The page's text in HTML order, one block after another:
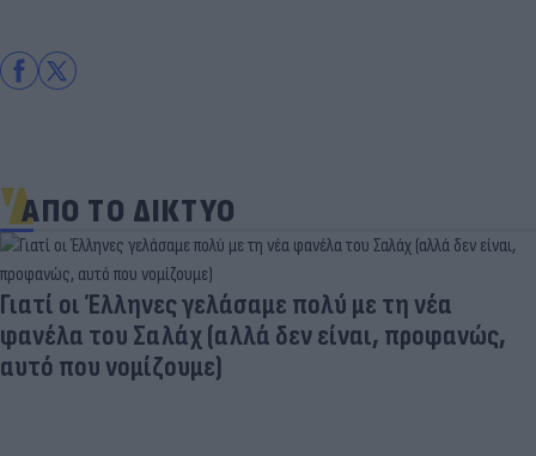
ΑΠΟ ΤΟ ΔΙΚΤΥΟ
Γιατί οι Έλληνες γελάσαμε πολύ με τη νέα
φανέλα του Σαλάχ (αλλά δεν είναι, προφανώς,
αυτό που νομίζουμε)